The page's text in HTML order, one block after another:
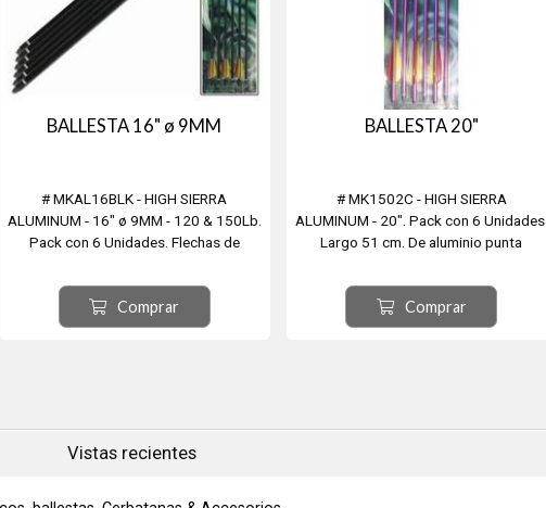
BALLESTA 16" ø 9MM
# MKAL16BLK - HIGH SIERRA
ALUMINUM - 16" ø 9MM - 120 & 150Lb.
Pack con 6 Unidades. Flechas de
Comprar
BALLESTA 20"
# MK1502C - HIGH SIERRA
ALUMINUM - 20". Pack con 6 Unidades.
Largo 51 cm. De aluminio punta
Comprar
Vistas recientes